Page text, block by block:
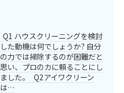
Q1 ハウスクリーニングを検討
した動機は何でしょうか? 自分
の力では掃除するのが困難だと
思い、プロのカに頼ることにし
ました。 Q2アイワクリーン
は…